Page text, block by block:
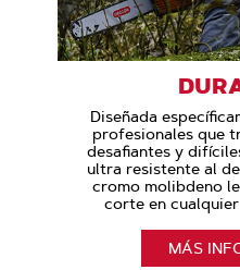
Diseñada
profesionales que
desafiantes y
ultra resistente al
cromo molibdeno
corte en
MÁS